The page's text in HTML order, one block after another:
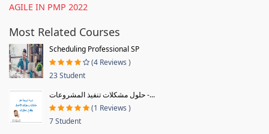
AGILE IN PMP 2022
Most Related Courses
Scheduling Professional SP
(4 Reviews )
23 Student
حلول مشكلات تنفيذ المشروعات -...
(1 Reviews )
7 Student